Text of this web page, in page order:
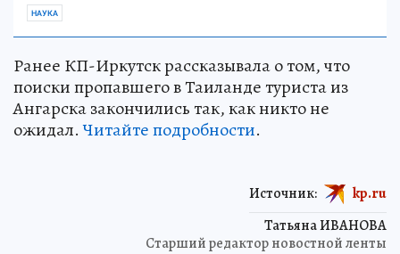
НАУКА
Ранее КП-Иркутск рассказывала о том, что
поиски пропавшего в Таиланде туриста из
Ангарска закончились так, как никто не
ожидал.Читайте подробности.
Татьяна ИВАНОВА
Старший редактор новостной ленты
Источник: kp.ru